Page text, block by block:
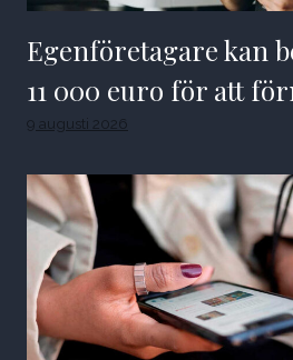
Egenföretagare kan
11 000 euro för att
9 augusti 2026